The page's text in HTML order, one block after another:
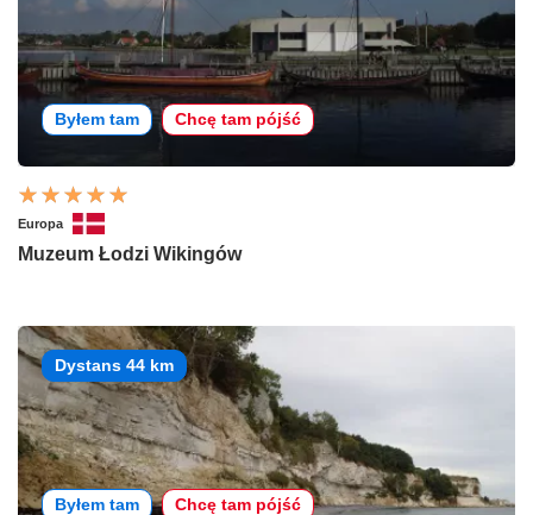
Byłem tam Chcę tam pójść
Europa
Muzeum Łodzi Wikingów
Dystans 44 km
Byłem tam Chcę tam pójść